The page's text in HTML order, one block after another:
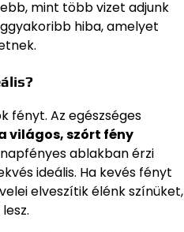
mint több vizet adjunk
hiba, amelyet
fényt. Az egészséges
világos, szórt fény
ablakban érzi
ideális. Ha kevés fényt
elveszítik élénk színüket,